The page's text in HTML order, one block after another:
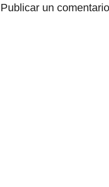
Publicar un comentario